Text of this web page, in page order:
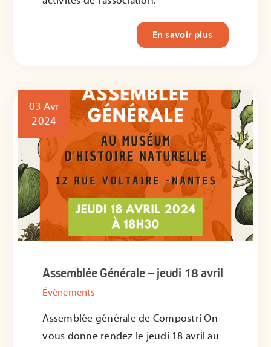
En savoir plus
03 Avr
2024
Assemblée Générale – jeudi 18 avril
Évènements
Assemblée générale de Compostri On
vous donne rendez le jeudi 18 avril au